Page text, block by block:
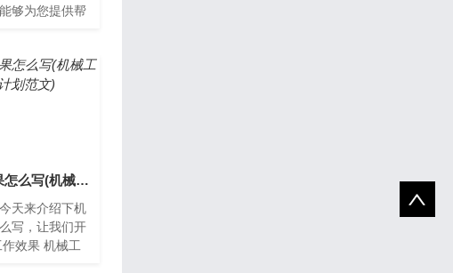
够为您提供帮
机械工作效果怎么写(机械工作总结和工作计划范文)
天来介绍下机
写，让我们开
效果 机械工